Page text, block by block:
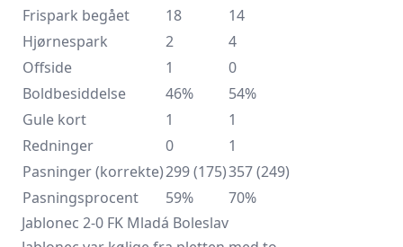
Frispark begået
18
14
Hjørnespark
2
4
Offside
1
0
Boldbesiddelse
46%
54%
Gule kort
1
1
Redninger
0
1
Pasninger (korrekte)299 (175)357 (249)
Pasningsprocent
59%
70%
Jablonec 2-0 FK Mladá Boleslav